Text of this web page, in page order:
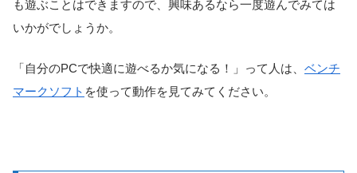
も遊ぶことはできますので、興味あるなら一度遊んでみては
いかがでしょうか。
「自分のPCで快適に遊べるか気になる！」って人は、 ベンチ
マークソフト を使って動作を見てみてください。